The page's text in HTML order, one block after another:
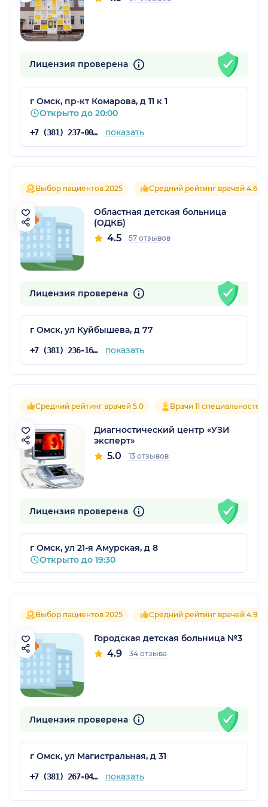
Лицензия проверена
г Омск, пр-кт Комарова, д 11 к 1
Открыто до 20:00
+7 (381) 237-00-45 показать
Выбор пациентов 2025 Средний рейтинг врачей 4.6
Областная детская больница
(ОДКБ)
4.5 57 отзывов
Лицензия проверена
г Омск, ул Куйбышева, д 77
+7 (381) 236-16-26 показать
Средний рейтинг врачей 5.0 Врачи 11 специальностей
Диагностический центр «УЗИ
эксперт»
5.0 13 отзывов
Лицензия проверена
г Омск, ул 21-я Амурская, д 8
Открыто до 19:30
Выбор пациентов 2025 Средний рейтинг врачей 4.9
Городская детская больница №3
4.9 34 отзыва
Лицензия проверена
г Омск, ул Магистральная, д 31
+7 (381) 267-04-46 показать